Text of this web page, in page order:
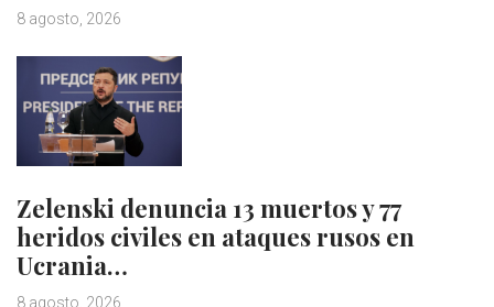
8 agosto, 2026
Zelenski denuncia 13 muertos y 77
heridos civiles en ataques rusos en
Ucrania…
8 agosto, 2026